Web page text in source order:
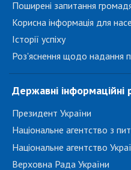
Поширені запитання
Корисна інформація для
Історії успіху
Роз'яснення щодо надання
Державні інформаційні
Президент України
Національне агентство з
Національне агентство
Верховна Рада України